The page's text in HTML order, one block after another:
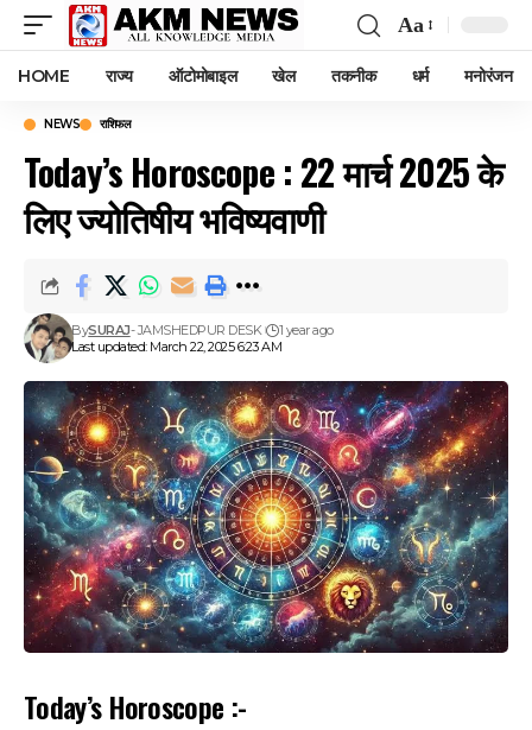
Font
Aa
HOME राज्य ऑटोमोबाइल खेल तकनीक धर्म मनोरंजन
NEWS राशिफल
Today’s Horoscope : 22 मार्च 2025 के
लिए ज्योतिषीय भविष्यवाणी
Last updated: March 22, 2025 6:23 AM
BySURAJ- JAMSHEDPUR DESK 1 year ago
Today’s Horoscope :-